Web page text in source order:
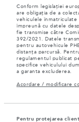
Conform legislației
are obligația de a
vehiculele înmatriculate
împreună cu datele
fie transmise către
392/2021. Datele
pentru autovehicule
distanța parcursă.
regulamentul publicat
specifice vehiculului
a garanta excluderea.
Acordare / modificare
Pentru protejarea